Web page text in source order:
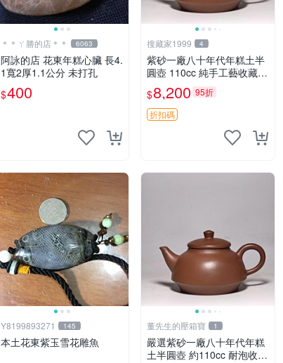
＊＊ㄚ勝的店＊＊ 6063
阿詠的店 花東年糕心臟 長4.
1寬2厚1.1公分 未打孔
$400
搜藏家1999 4
紫砂一廠八十年代年糕土半
圓壺 110cc 純手工藝收藏佳
品 小品實用 泥料珍稀 壺藝
典藏 年糕土 売場專輯 半圓
壺 泥料特質
$8,200 95折
折扣碼
Y8199893271 145
本土花東紫玉雪花雕魚
董先生的壓箱寶 1
嚴選紫砂一廠八十年代年糕
土半圓壺 約110cc 耐泡收藏